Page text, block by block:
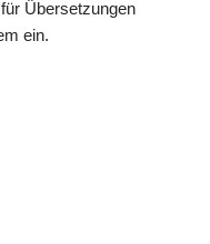
Übersetzungen
ein.